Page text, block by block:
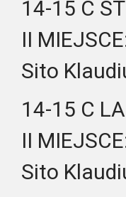
14-15 C ST
II
Sito
14-15 C LA
II
Sito